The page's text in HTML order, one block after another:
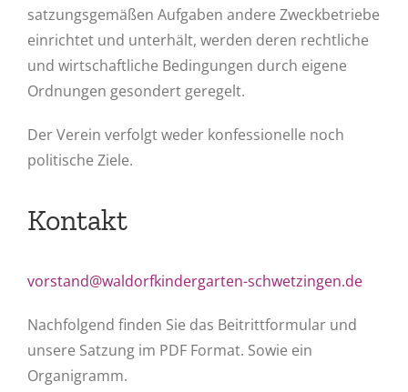
satzungsgemäßen Aufgaben andere Zweckbetriebe
einrichtet und unterhält, werden deren rechtliche
und wirtschaftliche Bedingungen durch eigene
Ordnungen gesondert geregelt.
Der Verein verfolgt weder konfessionelle noch
politische Ziele.
Kontakt
vorstand@waldorfkindergarten-schwetzingen.de
Nachfolgend finden Sie das Beitrittformular und
unsere Satzung im PDF Format. Sowie ein
Organigramm.